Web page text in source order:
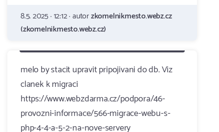
8.5. 2025 · 12:12 · autorzkomelnikmesto.webz.cz
(zkomelnikmesto.webz.cz)
melo by stacit upravit pripojivani do db. Viz
clanek k migraci
https://www.webzdarma.cz/podpora/46-
provozni-informace/566-migrace-webu-s-
php-4-4-a-5-2-na-nove-servery